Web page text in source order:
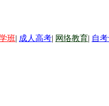
班| 成人高考| 网络教育| 自